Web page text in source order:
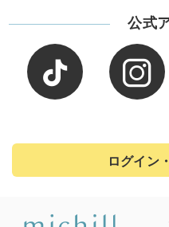
公式
ログイン